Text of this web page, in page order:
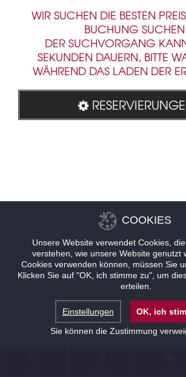
WIR SUCHEN DIE BESTEN
BUCHUNG
DER SUCHVORGANG
SEKUNDEN DAUERN, BITTE
WÄHREND DAS LADEN DER
COOKIES
Unsere Website verwendet Cookies,
verstehen, wie unsere Website genutzt
Cookies verwenden können, müssen Sie
Klicken Sie auf "OK, ich stimme zu", um
erteilen.
Einstellungen
OK, ich
Sie können die Zustimmung